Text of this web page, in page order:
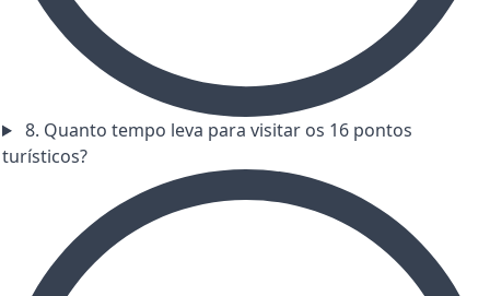
8. Quanto tempo leva para visitar os 16 pontos
turísticos?